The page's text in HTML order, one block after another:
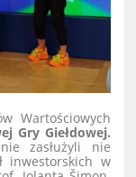
Wartościowych
Gry Giełdowej.
zasłużyli nie
inwestorskich w